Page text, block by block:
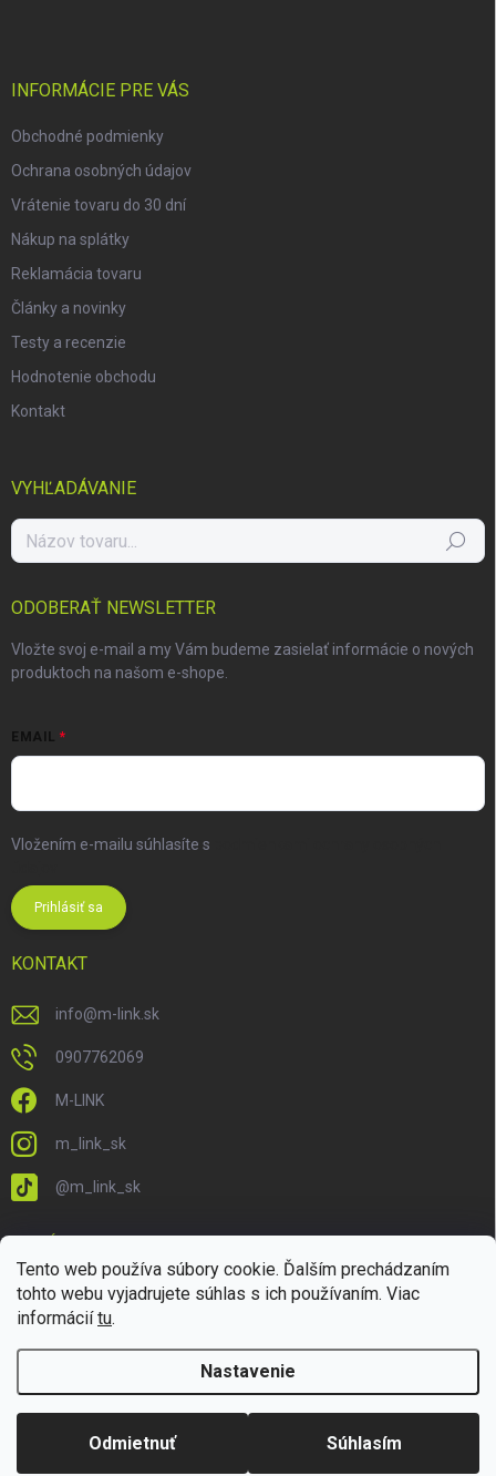
Tento web používa súbory cookie. Ďalším prechádzaním
tohto webu vyjadrujete súhlas s ich používaním. Viac
informáciítu.
Nastavenie
Odmietnuť Súhlasím
INFORMÁCIE PRE VÁS
Obchodné podmienky
Ochrana osobných údajov
Vrátenie tovaru do 30 dní
Nákup na splátky
Reklamácia tovaru
Články a novinky
Testy a recenzie
Hodnotenie obchodu
Kontakt
VYHĽADÁVANIE
Hľadať
ODOBERAŤ NEWSLETTER
Vložte svoj e-mail a my Vám budeme zasielať informácie o nových
produktoch na našom e-shope.
EMAIL
Vložením e-mailu súhlasíte s
Prihlásiť sa
KONTAKT
info@m-link.sk
0907762069
M-LINK
m_link_sk
@m_link_sk
Vytvoril Shoptet
Copyright 2026M-LINK.sk. Všetky práva vyhradené.Upraviť nastavenie